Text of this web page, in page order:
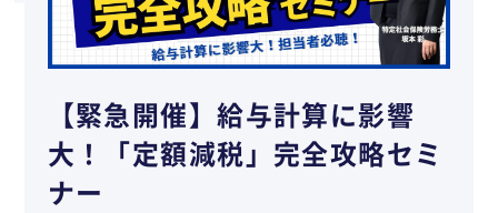
【緊急開催】給与計算に影響
大！「定額減税」完全攻略セミ
ナー